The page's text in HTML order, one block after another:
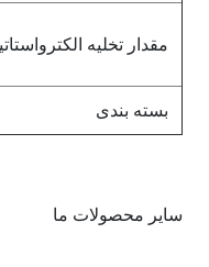
مقدار تخلیه
بسته بندی
سایر محصولات ما